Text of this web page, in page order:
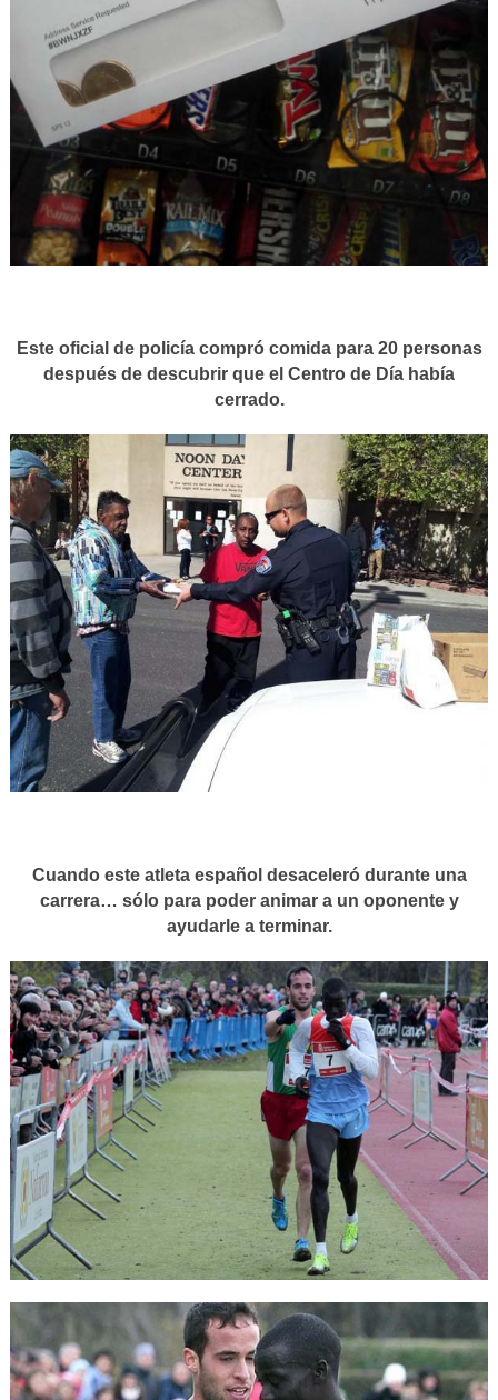
Este oficial de policía compró comida para 20 personas
después de descubrir que el Centro de Día había
cerrado.
Cuando este atleta español desaceleró durante una
carrera… sólo para poder animar a un oponente y
ayudarle a terminar.